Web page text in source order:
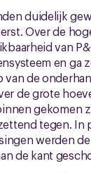
duidelijk
Over de
van
en ga
van de
de grote
gekomen
tegen. In
werden
de kant